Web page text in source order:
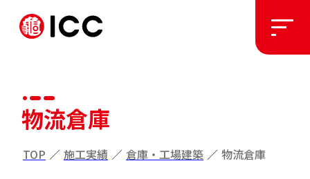
施工実績
物流倉庫
TOP ／ 施工実績 ／ 倉庫・工場建築 ／ 物流倉庫